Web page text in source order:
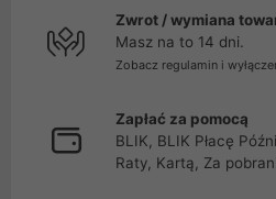
Zwrot / wymiana
Masz na to 14 dni.
Zobacz regulamin i
Zapłać za pomocą
BLIK, BLIK Płacę
Raty, Kartą, Za